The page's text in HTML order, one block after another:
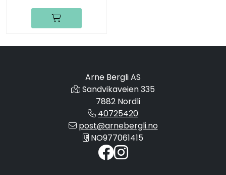
Arne Bergli AS
Sandvikaveien 335
7882 Nordli
40725420
post@arnebergli.no
NO977061415